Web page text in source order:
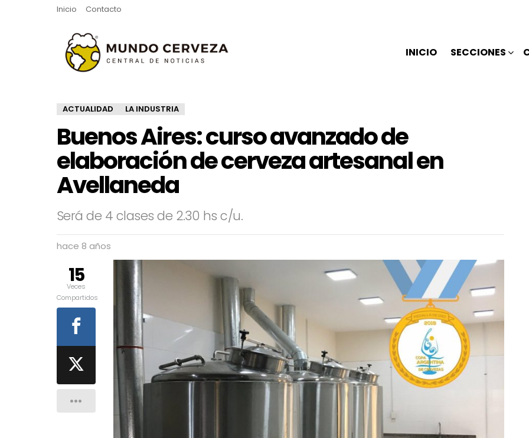
Inicio Contacto
INICIO SECCIONES
ACTUALIDAD LA INDUSTRIA
Buenos Aires: curso avanzado de
elaboración de cerveza artesanal en
Avellaneda
Será de 4 clases de 2.30 hs c/u.
hace 8 años
15
Veces
Compartidos